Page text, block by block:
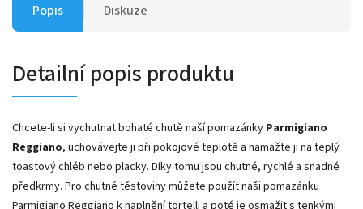
Popis Diskuze
Detailní popis produktu
Chcete-li si vychutnat bohaté chutě naší pomazánky Parmigiano
Reggiano, uchovávejte ji při pokojové teplotě a namažte ji na teplý
toastový chléb nebo placky. Díky tomu jsou chutné, rychlé a snadné
předkrmy. Pro chutné těstoviny můžete použít naši pomazánku
Parmigiano Reggiano k naplnění tortelli a poté je osmažit s tenkými